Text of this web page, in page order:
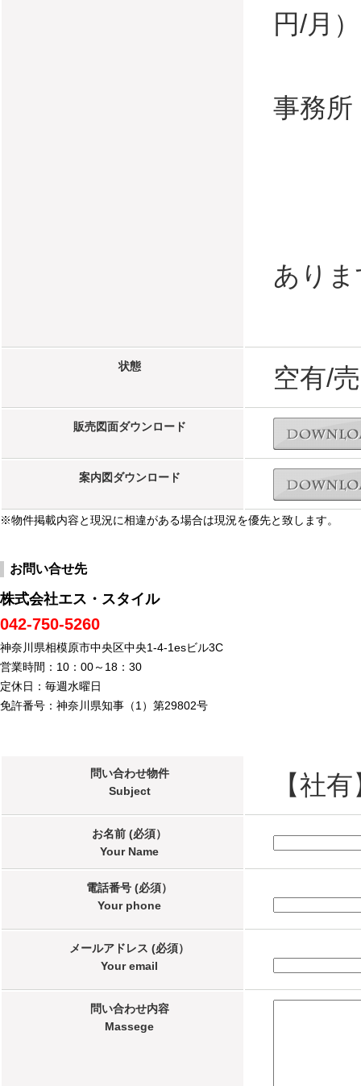
円/月）
事務所
あり
状態 空有/
販売図面ダウンロード
案内図ダウンロード
※物件掲載内容と現況に相違がある場合は現況を優先と致します。
お問い合せ先
株式会社エス・スタイル
042-750-5260
神奈川県相模原市中央区中央1-4-1esビル3C
営業時間：10：00～18：30
定休日：毎週水曜日
免許番号：神奈川県知事（1）第29802号
問い合わせ物件
Subject
【社
お名前 (必須）
Your Name
電話番号 (必須）
Your phone
メールアドレス (必須）
Your email
問い合わせ内容
Massege